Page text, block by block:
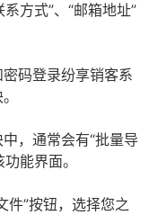
方式”、“邮箱地址”
码登录纷享销客系
，通常会有“批量导
能界面。
件”按钮，选择您之